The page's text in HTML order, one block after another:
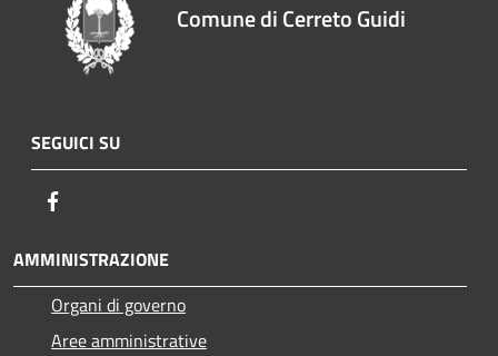
Comune di Cerreto Guidi
SEGUICI SU
AMMINISTRAZIONE
Organi di governo
Aree amministrative